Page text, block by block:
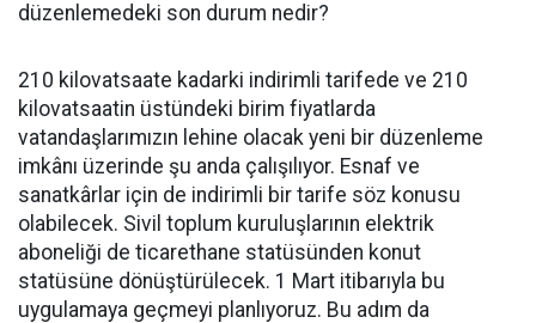
düzenlemedeki son durum nedir?
210 kilovatsaate kadarki indirimli tarifede ve 210
kilovatsaatin üstündeki birim fiyatlarda
vatandaşlarımızın lehine olacak yeni bir düzenleme
imkânı üzerinde şu anda çalışılıyor. Esnaf ve
sanatkârlar için de indirimli bir tarife söz konusu
olabilecek. Sivil toplum kuruluşlarının elektrik
aboneliği de ticarethane statüsünden konut
statüsüne dönüştürülecek. 1 Mart itibarıyla bu
uygulamaya geçmeyi planlıyoruz. Bu adım da